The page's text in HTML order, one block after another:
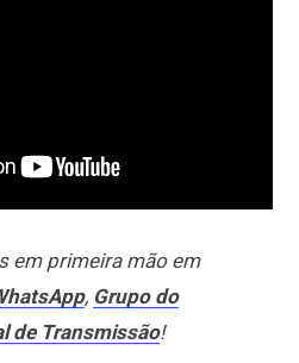
em primeira mão em
, Grupo do
de Transmissão!